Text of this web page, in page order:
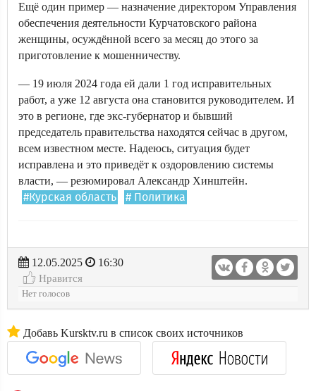
Ещё один пример — назначение директором Управления
обеспечения деятельности Курчатовского района
женщины, осуждённой всего за месяц до этого за
приготовление к мошенничеству.
— 19 июля 2024 года ей дали 1 год исправительных
работ, а уже 12 августа она становится руководителем. И
это в регионе, где экс-губернатор и бывший
председатель правительства находятся сейчас в другом,
всем известном месте. Надеюсь, ситуация будет
исправлена и это приведёт к оздоровлению системы
власти, — резюмировал Александр Хинштейн.
#Курская область # Политика
12.05.2025
16:30
Нравится
Нет голосов
Добавь Kursktv.ru в список своих источников